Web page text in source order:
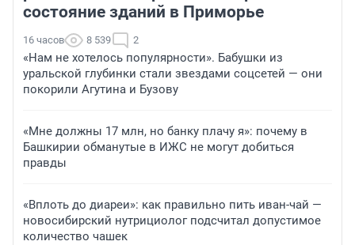
состояние зданий в Приморье
16 часов 8 539 2
«Нам не хотелось популярности». Бабушки из
уральской глубинки стали звездами соцсетей — они
покорили Агутина и Бузову
«Мне должны 17 млн, но банку плачу я»: почему в
Башкирии обманутые в ИЖС не могут добиться
правды
«Вплоть до диареи»: как правильно пить иван-чай —
новосибирский нутрициолог подсчитал допустимое
количество чашек